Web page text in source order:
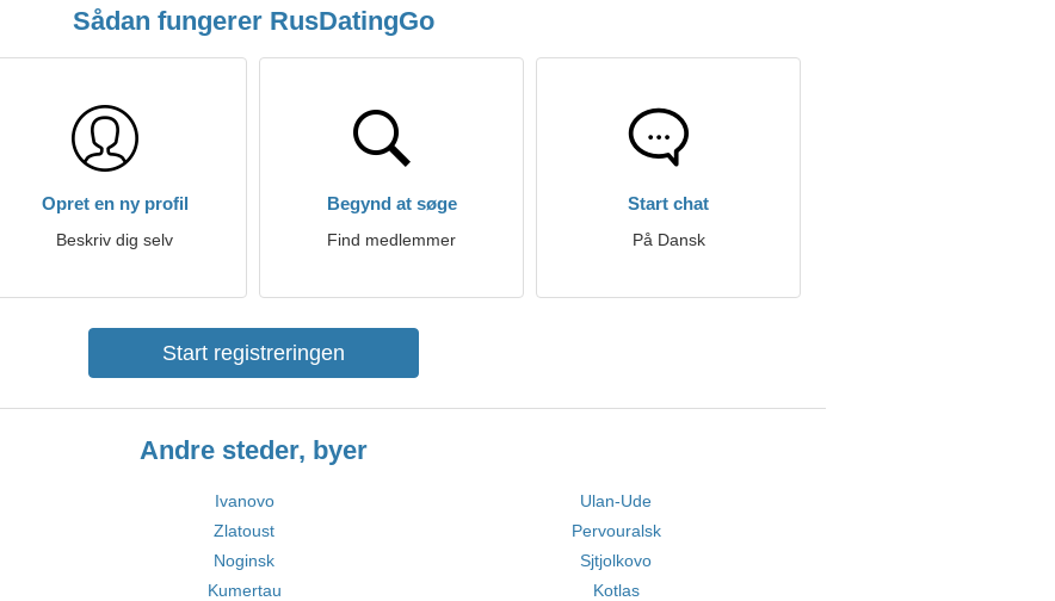
Sådan fungerer RusDatingGo
Opret en ny profil
Beskriv dig selv
Begynd at søge
Find medlemmer
Start chat
På Dansk
Start registreringen
Andre steder, byer
Ivanovo
Ulan-Ude
Zlatoust
Pervouralsk
Noginsk
Sjtjolkovo
Kumertau Kotlas